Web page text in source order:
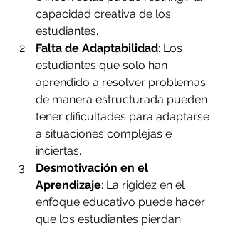
capacidad creativa de los
estudiantes.
Falta de Adaptabilidad: Los
estudiantes que solo han
aprendido a resolver problemas
de manera estructurada pueden
tener dificultades para adaptarse
a situaciones complejas e
inciertas.
Desmotivación en el
Aprendizaje: La rigidez en el
enfoque educativo puede hacer
que los estudiantes pierdan